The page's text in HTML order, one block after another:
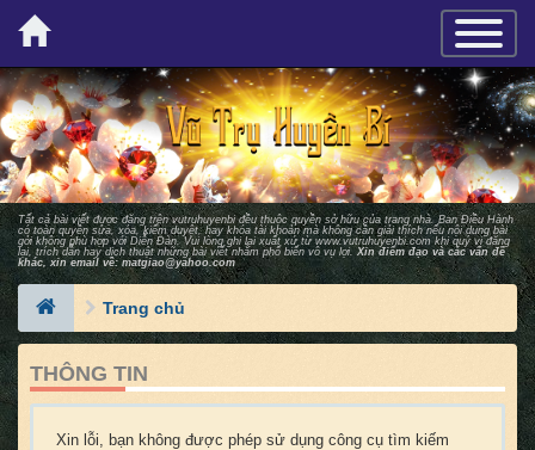
×
Tất cả bài viết được đăng trên vutruhuyenbi đều thuộc quyền sở hữu của trang nhà. Ban Ðiều Hành
có toàn quyền sửa, xóa, kiểm duyệt, hay khóa tài khoản mà không cần giải thích nếu nội dung bài
gởi không phù hợp với Diễn Ðàn. Vui lòng ghi lại xuất xứ từwww.vutruhuyenbi.comkhi quý vị đăng
lại, trích dẫn hay dịch thuật những bài viết nhằm phổ biến vô vụ lợi. Xin điểm đạo và các vấn đề
khác, xin email về: matgiao@yahoo.com
Trang chủ
THÔNG TIN
Xin lỗi, bạn không được phép sử dụng công cụ tìm kiếm